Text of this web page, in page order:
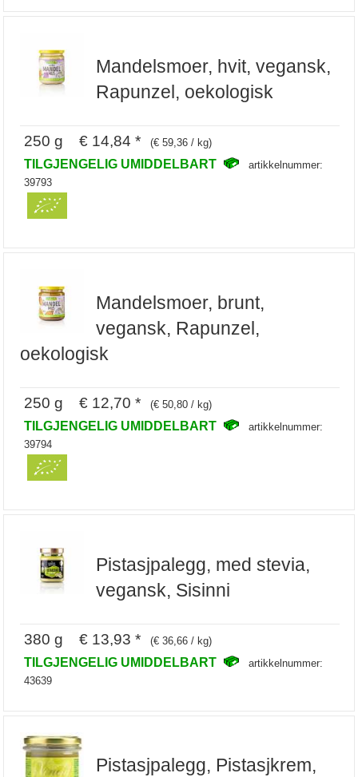
Mandelsmoer, hvit, vegansk,
Rapunzel, oekologisk
250 g € 14,84 * (€ 59,36 / kg)
TILGJENGELIG UMIDDELBART
artikkelnummer:
39793
Mandelsmoer, brunt,
vegansk, Rapunzel,
oekologisk
250 g € 12,70 * (€ 50,80 / kg)
TILGJENGELIG UMIDDELBART
artikkelnummer:
39794
Pistasjpalegg, med stevia,
vegansk, Sisinni
380 g € 13,93 * (€ 36,66 / kg)
TILGJENGELIG UMIDDELBART
artikkelnummer:
43639
Pistasjpalegg, Pistasjkrem,